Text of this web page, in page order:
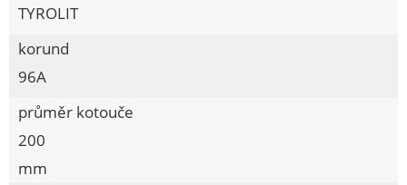
Kubis
Prodejna LOUNY - nezařazené
Pracovní oděvy
Kouřovina
TYROLIT
korund
96A
průměr kotouče
200
mm